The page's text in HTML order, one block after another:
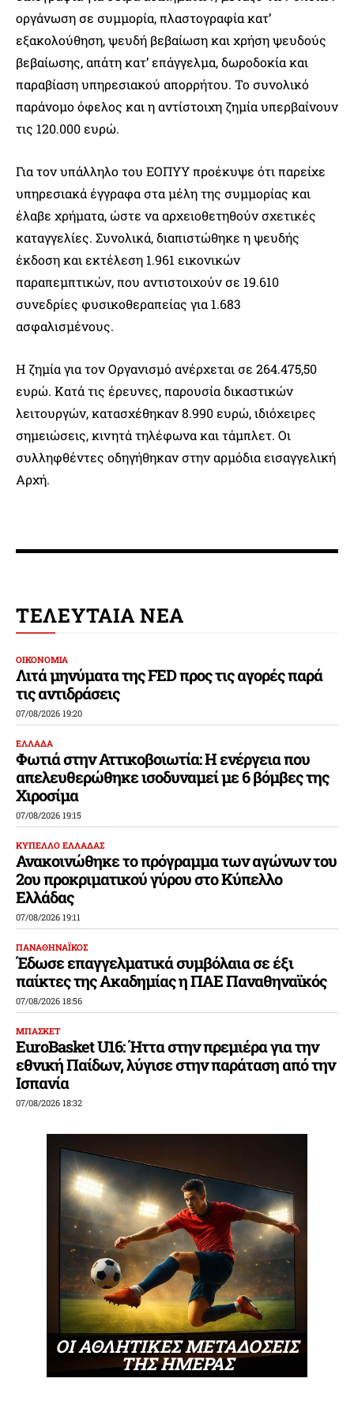
οργάνωση σε συμμορία, πλαστογραφία κατ’
εξακολούθηση, ψευδή βεβαίωση και χρήση ψευδούς
βεβαίωσης, απάτη κατ’ επάγγελμα, δωροδοκία και
παραβίαση υπηρεσιακού απορρήτου. Το συνολικό
παράνομο όφελος και η αντίστοιχη ζημία υπερβαίνουν
τις 120.000 ευρώ.
Για τον υπάλληλο του ΕΟΠΥΥ προέκυψε ότι παρείχε
υπηρεσιακά έγγραφα στα μέλη της συμμορίας και
έλαβε χρήματα, ώστε να αρχειοθετηθούν σχετικές
καταγγελίες. Συνολικά, διαπιστώθηκε η ψευδής
έκδοση και εκτέλεση 1.961 εικονικών
παραπεμπτικών, που αντιστοιχούν σε 19.610
συνεδρίες φυσικοθεραπείας για 1.683
ασφαλισμένους.
Η ζημία για τον Οργανισμό ανέρχεται σε 264.475,50
ευρώ. Κατά τις έρευνες, παρουσία δικαστικών
λειτουργών, κατασχέθηκαν 8.990 ευρώ, ιδιόχειρες
σημειώσεις, κινητά τηλέφωνα και τάμπλετ. Οι
συλληφθέντες οδηγήθηκαν στην αρμόδια εισαγγελική
Αρχή.
ΤΕΛΕΥΤΑΙΑ ΝΕΑ
ΟΙΚΟΝΟΜΙΑ
Λιτά μηνύματα της FED προς τις αγορές παρά
τις αντιδράσεις
07/08/2026 19:20
ΕΛΛΑΔΑ
Φωτιά στην Αττικοβοιωτία: Η ενέργεια που
απελευθερώθηκε ισοδυναμεί με 6 βόμβες της
Χιροσίμα
07/08/2026 19:15
ΚΥΠΕΛΛΟ ΕΛΛΑΔΑΣ
Ανακοινώθηκε το πρόγραμμα των αγώνων του
2ου προκριματικού γύρου στο Κύπελλο
Ελλάδας
07/08/2026 19:11
ΠΑΝΑΘΗΝΑΪΚΟΣ
Έδωσε επαγγελματικά συμβόλαια σε έξι
παίκτες της Ακαδημίας η ΠΑΕ Παναθηναϊκός
07/08/2026 18:56
ΜΠΑΣΚΕΤ
EuroBasket U16: Ήττα στην πρεμιέρα για την
εθνική Παίδων, λύγισε στην παράταση από την
Ισπανία
07/08/2026 18:32
ΟΙ ΑΘΛΗΤΙΚΕΣ ΜΕΤΑΔΟΣΕΙΣ
ΤΗΣ ΗΜΕΡΑΣ